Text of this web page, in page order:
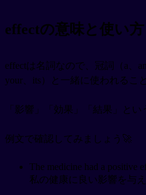
effectの意味と使い方
effectは名詞なので、冠詞（a、
your、its）と一緒に使われるこ
「影響」「効果」「結果」とい
例文で確認してみましょう🚀
The medicine had a positive
私の健康に良い影響を与え